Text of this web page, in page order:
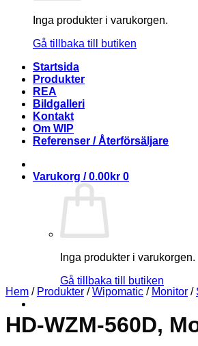
Inga produkter i varukorgen.
Gå tillbaka till butiken
Startsida
Produkter
REA
Bildgalleri
Kontakt
Om WIP
Referenser / Återförsäljare
Varukorg /0.00kr 0
Inga produkter i varukorgen.
Gå tillbaka till butiken
Hem / Produkter / Wipomatic / Monitor /
HD-WZM-560D,